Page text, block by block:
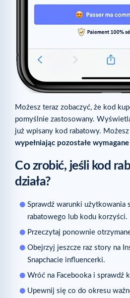
Możesz teraz zobaczyć, że kod
pomyślnie zastosowany.
już wpisany kod rabatowy.
wypełniając pozostałe
Co zrobić, jeśli kod
działa?
Sprawdź warunki użytkowania
rabatowego lub kodu korzyści.
Przeczytaj ponownie
Obejrzyj jeszcze raz story na
Snapchacie influencerki.
Wróć na Facebooka i sprawdź
Upewnij się co do okresu